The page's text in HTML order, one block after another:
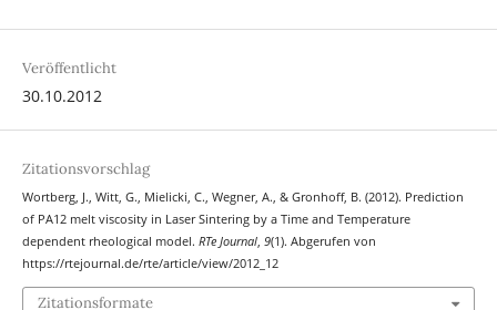
Veröffentlicht
30.10.2012
Zitationsvorschlag
Wortberg, J., Witt, G., Mielicki, C., Wegner, A., & Gronhoff, B. (2012). Prediction
of PA12 melt viscosity in Laser Sintering by a Time and Temperature
dependent rheological model. RTe Journal, 9(1). Abgerufen von
https://rtejournal.de/rte/article/view/2012_12
Zitationsformate